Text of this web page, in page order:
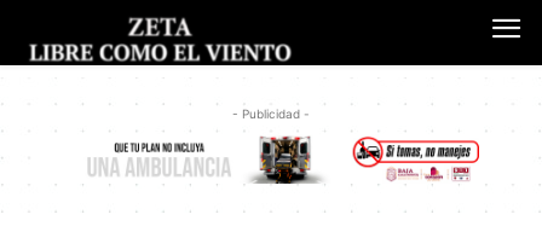
- Publicidad -